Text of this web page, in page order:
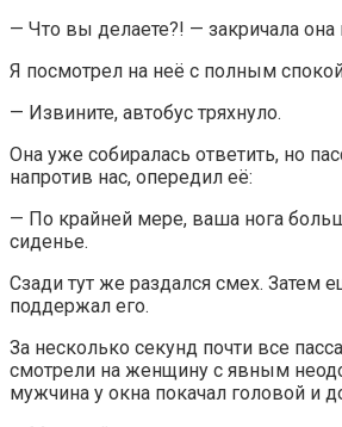
— Что вы делаете?! — закричала она
Я посмотрел на неё с полным
— Извините, автобус тряхнуло.
Она уже собиралась ответить, но
напротив нас, опередил её:
— По крайней мере, ваша нога
сиденье.
Сзади тут же раздался смех. Затем
поддержал его.
За несколько секунд почти все
смотрели на женщину с явным
мужчина у окна покачал головой и